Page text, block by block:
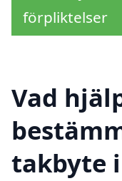
förpliktelser
Vad
takbyte